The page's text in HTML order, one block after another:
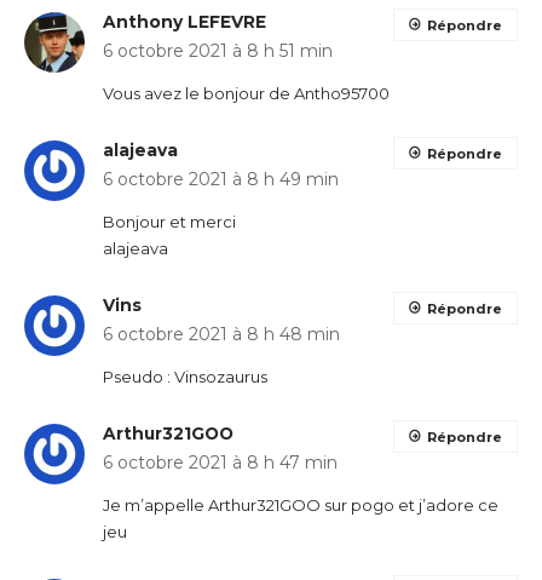
Anthony LEFEVRE
6 octobre 2021 à 8 h 51 min
Vous avez le bonjour de Antho95700
Répondre
alajeava
6 octobre 2021 à 8 h 49 min
Bonjour et merci
alajeava
Répondre
Vins
6 octobre 2021 à 8 h 48 min
Pseudo : Vinsozaurus
Répondre
Arthur321GOO
6 octobre 2021 à 8 h 47 min
Je m’appelle Arthur321GOO sur pogo et j’adore ce
jeu
Répondre